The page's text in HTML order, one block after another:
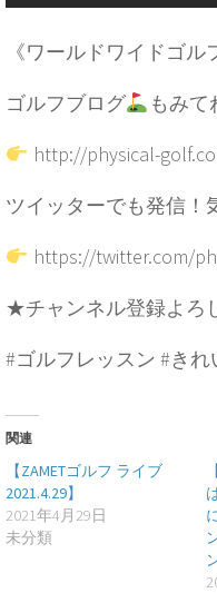
《ワールドワイドゴル
ゴルフブログ
もみて
http://physical-
ツイッターでも発信
https://twitter.com/
★チャンネル登録よろ
#ゴルフレッスン #き
関連
【ZAMETゴルフ ライブ
2021.4.29】
2021年4月29日
未分類